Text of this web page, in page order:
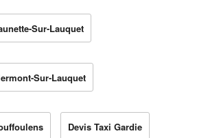
Sur-Lauquet
Sur-Lauquet
Devis Taxi Gardie